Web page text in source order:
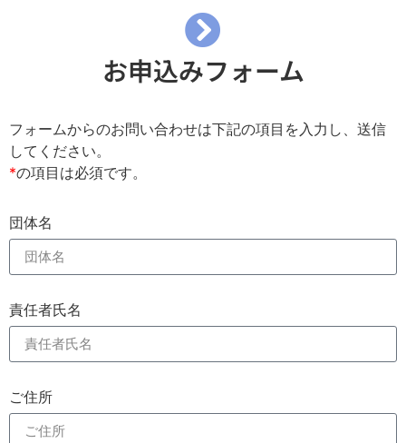
お申込みフォーム
フォームからのお問い合わせは下記の項目を入力し、送信
してください。
*の項目は必須です。
団体名
責任者氏名
ご住所